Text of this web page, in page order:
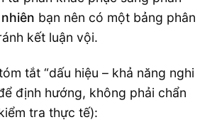
bạn nên có một bảng phân
kết luận vội.
tắt “dấu hiệu – khả năng nghi
định hướng, không phải chẩn
tra thực tế):